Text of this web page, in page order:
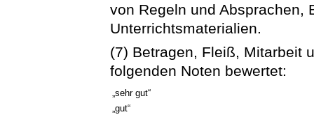
von Regeln und Absprachen,
Unterrichtsmaterialien.
(7) Betragen, Fleiß, Mitarbeit
folgenden Noten bewertet:
„sehr gut“
„gut“